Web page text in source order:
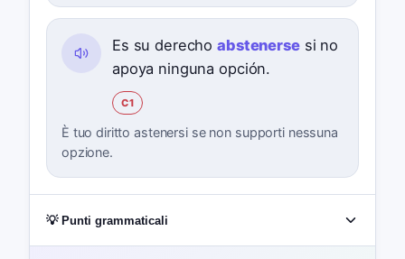
Es su derechoabstenersesi no
apoya ninguna opción.
C1
È tuo diritto astenersi se non supporti nessuna
opzione.
💡 Punti grammaticali